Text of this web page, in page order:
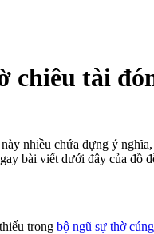
chiêu tài
nhiều chứa đựng ý
bài viết dưới đây của đồ
trong bộ ngũ sự thờ